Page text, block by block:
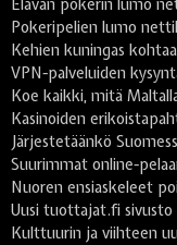
Elävän pokerin lumo
Pokeripelien lumo
Kehien kuningas
VPN-palveluiden
Koe kaikki, mitä
Kasinoiden
Järjestetäänkö
Suurimmat online-
Nuoren ensiaskeleet
Uusi tuottajat.fi sivusto
Kulttuurin ja viihteen